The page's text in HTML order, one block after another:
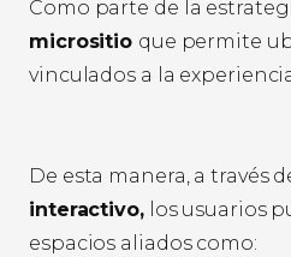
Como parte de la
micrositio que permite
vinculados a la
De esta manera, a través
interactivo,los usuarios
espacios aliados como: